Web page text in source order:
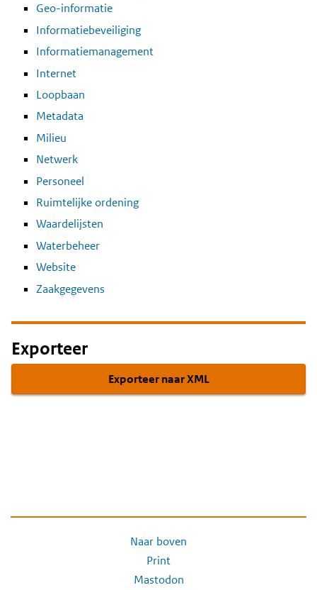
Geo-informatie
Informatiebeveiliging
Informatiemanagement
Internet
Loopbaan
Metadata
Milieu
Netwerk
Personeel
Ruimtelijke ordening
Waardelijsten
Waterbeheer
Website
Zaakgegevens
Exporteer
Exporteer naar XML
Naar boven
Print
Mastodon